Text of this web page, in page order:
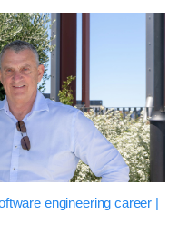
engineering career |